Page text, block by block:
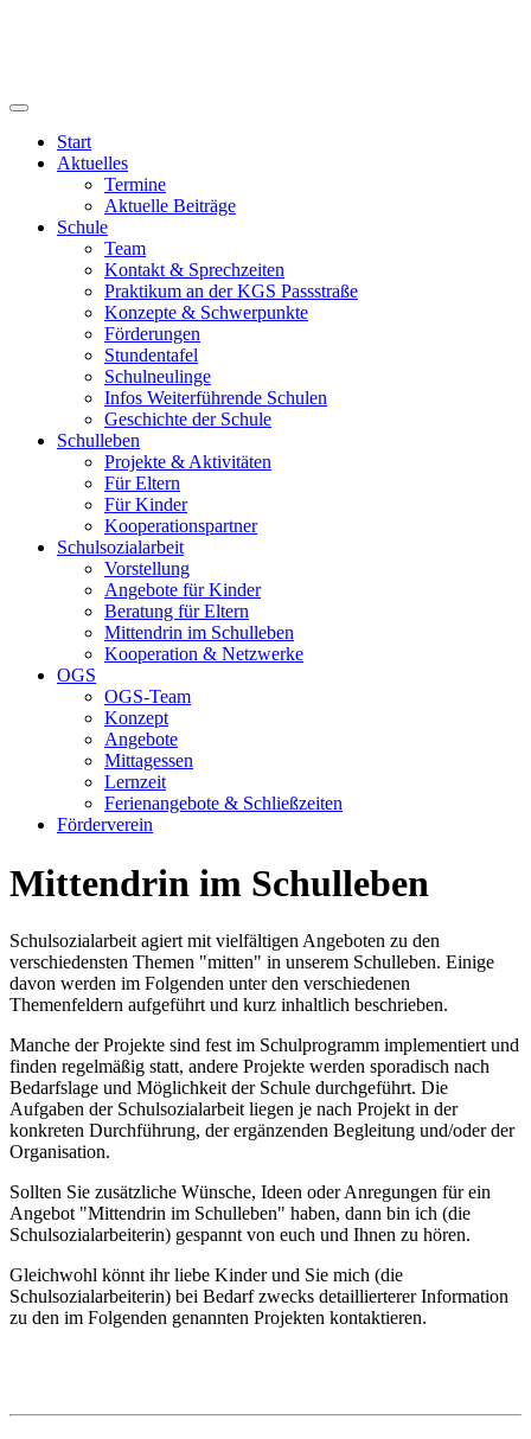
Start
Aktuelles
Termine
Aktuelle Beiträge
Schule
Team
Kontakt & Sprechzeiten
Praktikum an der KGS Passstraße
Konzepte & Schwerpunkte
Förderungen
Stundentafel
Schulneulinge
Infos Weiterführende Schulen
Geschichte der Schule
Schulleben
Projekte & Aktivitäten
Für Eltern
Für Kinder
Kooperationspartner
Schulsozialarbeit
Vorstellung
Angebote für Kinder
Beratung für Eltern
Mittendrin im Schulleben
Kooperation & Netzwerke
OGS
OGS-Team
Konzept
Angebote
Mittagessen
Lernzeit
Ferienangebote & Schließzeiten
Förderverein
Mittendrin im Schulleben
Schulsozialarbeit agiert mit vielfältigen Angeboten zu den
verschiedensten Themen "mitten" in unserem Schulleben. Einige
davon werden im Folgenden unter den verschiedenen
Themenfeldern aufgeführt und kurz inhaltlich beschrieben.
Manche der Projekte sind fest im Schulprogramm implementiert und
finden regelmäßig statt, andere Projekte werden sporadisch nach
Bedarfslage und Möglichkeit der Schule durchgeführt. Die
Aufgaben der Schulsozialarbeit liegen je nach Projekt in der
konkreten Durchführung, der ergänzenden Begleitung und/oder der
Organisation.
Sollten Sie zusätzliche Wünsche, Ideen oder Anregungen für ein
Angebot "Mittendrin im Schulleben" haben, dann bin ich (die
Schulsozialarbeiterin) gespannt von euch und Ihnen zu hören.
Gleichwohl könnt ihr liebe Kinder und Sie mich (die
Schulsozialarbeiterin) bei Bedarf zwecks detaillierterer Information
zu den im Folgenden genannten Projekten kontaktieren.